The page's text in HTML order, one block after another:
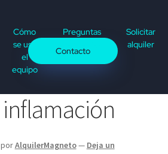
Cómo
se usa
el
equipo
Preguntas
Solicitar
alquiler
Contacto
inflamación
porAlquilerMagneto— Deja un